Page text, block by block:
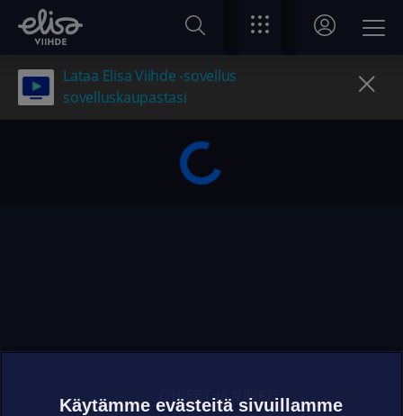
Lataa Elisa Viihde -sovellus
sovelluskaupastasi
OHJEET JA VINKIT
Käytämme evästeitä sivuillamme